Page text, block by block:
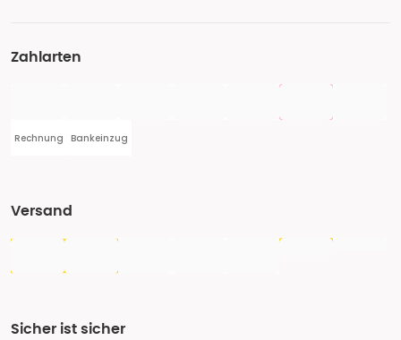
Zahlarten
Rechnung Bankeinzug
Versand
Sicher ist sicher